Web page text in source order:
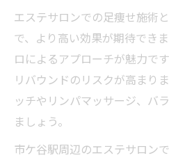
エステサロンでの足痩せ施術
で、より高い効果が期待でき
ロによるアプローチが魅力で
リバウンドのリスクが高まり
ッチやリンパマッサージ、バ
ましょう。
市ケ谷駅周辺のエステサロン